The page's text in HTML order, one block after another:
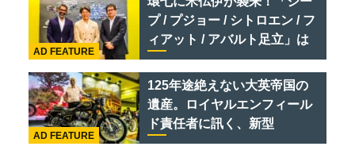
ポーツ
プ / プジョー / シトロエン / フ
ィアット / アバルト足立」は
クルマのセレクトショップで
ある
AD FEATURE
125年途絶えない大英帝国の
遺産。ロイヤルエンフィール
ド責任者に訊く、新型
「BULLET 650」と“時間の
AD FEATURE